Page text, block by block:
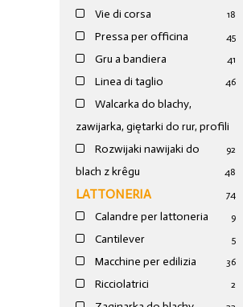
Vie di corsa 18
Pressa per officina 45
Gru a bandiera 41
Linea di taglio 46
Walcarka do blachy,
zawijarka, giętarki do rur, profili
92
Rozwijaki nawijaki do
blach z krêgu
48
LATTONERIA 74
Calandre per lattoneria 9
Cantilever 5
Macchine per edilizia 36
Ricciolatrici 2